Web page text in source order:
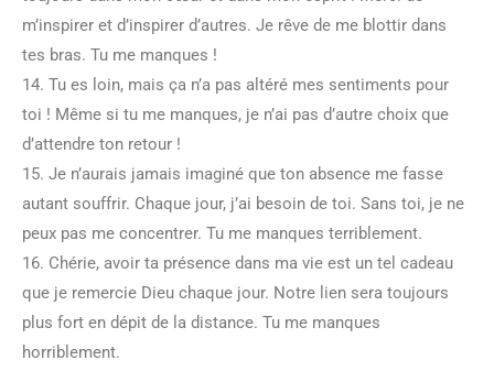
m’inspirer et d’inspirer d’autres. Je rêve de me blottir dans
tes bras. Tu me manques !
14. Tu es loin, mais ça n’a pas altéré mes sentiments pour
toi ! Même si tu me manques, je n’ai pas d’autre choix que
d’attendre ton retour !
15. Je n’aurais jamais imaginé que ton absence me fasse
autant souffrir. Chaque jour, j’ai besoin de toi. Sans toi, je ne
peux pas me concentrer. Tu me manques terriblement.
16. Chérie, avoir ta présence dans ma vie est un tel cadeau
que je remercie Dieu chaque jour. Notre lien sera toujours
plus fort en dépit de la distance. Tu me manques
horriblement.